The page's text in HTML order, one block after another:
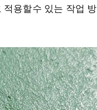
용할수 있는 작업 방